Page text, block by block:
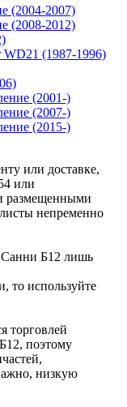
(2004-2007)
(2008-2012)
WD21 (1987-1996)
(2001-)
(2007-)
(2015-)
или доставке,
или
размещенными
непременно
Санни Б12 лишь
то используйте
торговлей
поэтому
низкую